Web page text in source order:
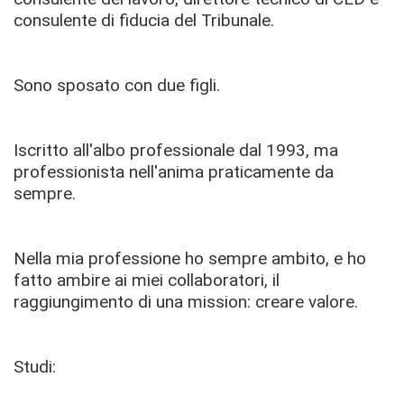
consulente di fiducia del Tribunale.
Sono sposato con due figli.
Iscritto all'albo professionale dal 1993, ma
professionista nell'anima praticamente da
sempre.
Nella mia professione ho sempre ambito, e ho
fatto ambire ai miei collaboratori, il
raggiungimento di una mission: creare valore.
Studi: